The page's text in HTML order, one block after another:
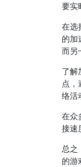
要实
在选
的加
而另
了解
点
络活
在众
接速
总之
的游